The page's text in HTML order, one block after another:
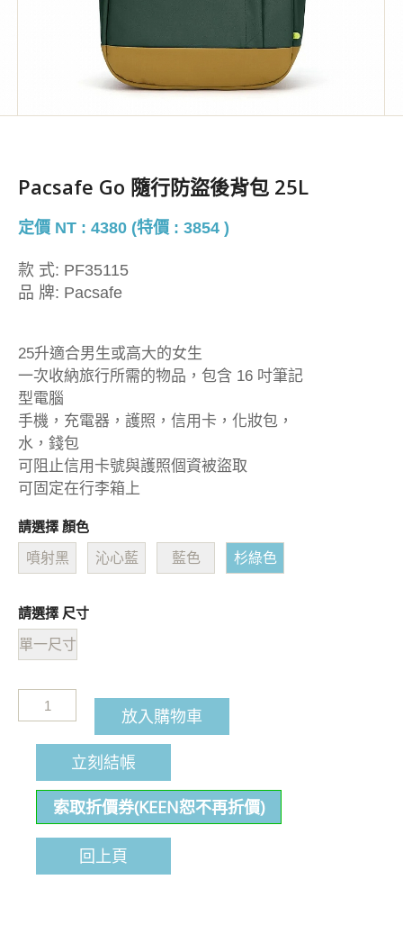
Pacsafe Go 隨行防盜後背包 25L
定價 NT : 4380 (特價 : 3854 )
款 式: PF35115
品 牌: Pacsafe
25升適合男生或高大的女生
一次收納旅行所需的物品，包含 16 吋筆記
型電腦
手機，充電器，護照，信用卡，化妝包，
水，錢包
可阻止信用卡號與護照個資被盜取
可固定在行李箱上
請選擇 顏色
噴射黑 沁心藍 藍色 杉綠色
請選擇 尺寸
單一尺寸
放入購物車
立刻結帳
索取折價券(KEEN恕不再折價)
回上頁